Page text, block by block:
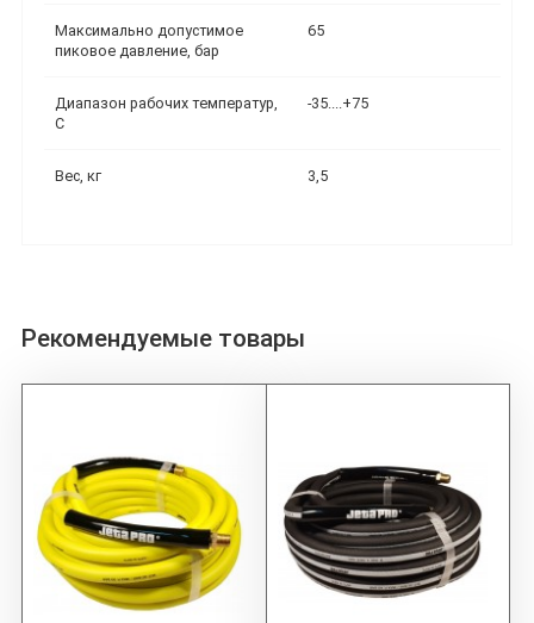
Максимально допустимое
пиковое давление, бар
65
Диапазон рабочих температур,
С
-35....+75
Вес, кг 3,5
Рекомендуемые товары